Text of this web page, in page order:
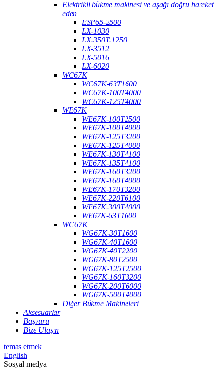
Elektrikli bükme makinesi ve aşağı doğru hareket
eden
ESP65-2500
LX-1030
LX-350T-1250
LX-3512
LX-5016
LX-6020
WC67K
WC67K-63T1600
WC67K-100T4000
WC67K-125T4000
WE67K
WE67K-100T2500
WE67K-100T4000
WE67K-125T3200
WE67K-125T4000
WE67K-130T4100
WE67K-135T4100
WE67K-160T3200
WE67K-160T4000
WE67K-170T3200
WE67K-220T6100
WE67K-300T4000
WE67K-63T1600
WG67K
WG67K-30T1600
WG67K-40T1600
WG67K-40T2200
WG67K-80T2500
WG67K-125T2500
WG67K-160T3200
WG67K-200T6000
WG67K-500T4000
Diğer Bükme Makineleri
Aksesuarlar
Başvuru
Bize Ulaşın
temas etmek
English
Sosyal medya